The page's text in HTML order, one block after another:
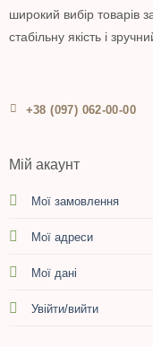
широкий вибір товарів
стабільну якість і
+38 (097) 062-00-00
Мій акаунт
Мої замовлення
Мої адреси
Мої дані
Увійти/вийти